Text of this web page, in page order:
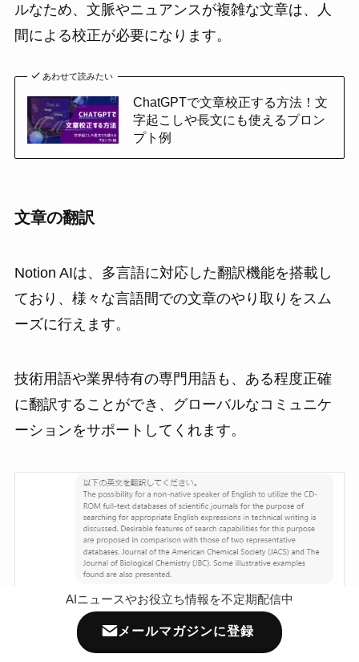
ルなため、文脈やニュアンスが複雑な文章は、人
間による校正が必要になります。
あわせて読みたい
ChatGPTで文章校正する方法！文
字起こしや長文にも使えるプロン
プト例
文章の翻訳
Notion AIは、多言語に対応した翻訳機能を搭載し
ており、様々な言語間での文章のやり取りをスム
ーズに行えます。
技術用語や業界特有の専門用語も、ある程度正確
に翻訳することができ、グローバルなコミュニケ
ーションをサポートしてくれます。
AIニュースやお役立ち情報を不定期配信中
メールマガジンに登録